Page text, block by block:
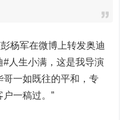
军在微博上转发奥迪
#人生小满，这是我导演
一如既往的平和，专
一稿过。”